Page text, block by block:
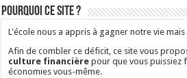
Pourquoi ce site ?
L'école nous a appris à gagner notre vie
Afin de combler ce déficit, ce site vous
culture financière pour que vous puissiez
économies vous-même.